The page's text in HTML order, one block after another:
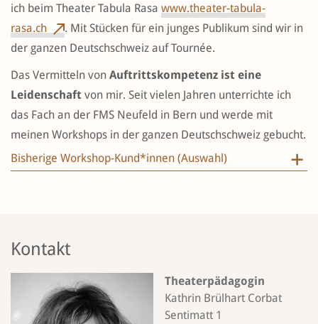
ich beim Theater Tabula Rasa www.theater-tabula-
rasa.ch
. Mit Stücken für ein junges Publikum sind wir in
der ganzen Deutschschweiz auf Tournée.
Das Vermitteln von Auftrittskompetenz ist eine
Leidenschaft von mir. Seit vielen Jahren unterrichte ich
das Fach an der FMS Neufeld in Bern und werde mit
meinen Workshops in der ganzen Deutschschweiz gebucht.
Bisherige Workshop-Kund*innen (Auswahl)
Kontakt
Theaterpädagogin
Kathrin Brülhart Corbat
Sentimatt 1